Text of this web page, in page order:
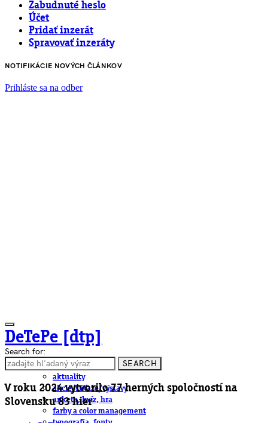
Zabudnuté heslo
Účet
Pridať inzerát
Spravovať inzeráty
NOTIFIKÁCIE NOVÝCH ČLÁNKOV
Prihláste sa na odber
DeTePe [dtp]
ČLÁNKY
aktuality
akcie/súťaže/výstavy
anketa, kvíz, hra
farby a color management
Search for:
SEARCH
V roku 2024 vytvorilo 77 herných spoločností na
Slovensku 83 hier